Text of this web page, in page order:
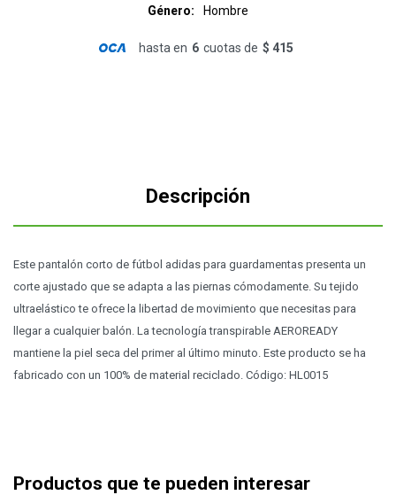
Género Hombre
hasta en 6 cuotas de $ 415
Descripción
Este pantalón corto de fútbol adidas para guardamentas presenta un
corte ajustado que se adapta a las piernas cómodamente. Su tejido
ultraelástico te ofrece la libertad de movimiento que necesitas para
llegar a cualquier balón. La tecnología transpirable AEROREADY
mantiene la piel seca del primer al último minuto. Este producto se ha
fabricado con un 100% de material reciclado. Código: HL0015
Productos que te pueden interesar